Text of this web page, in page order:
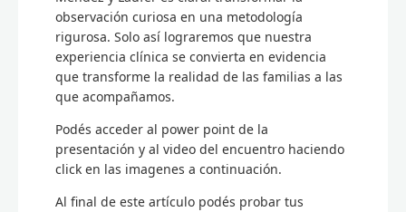
observación curiosa en una metodología
rigurosa. Solo así lograremos que nuestra
experiencia clínica se convierta en evidencia
que transforme la realidad de las familias a las
que acompañamos.
Podés acceder al power point de la
presentación y al video del encuentro haciendo
click en las imagenes a continuación.
Al final de este artículo podés probar tus